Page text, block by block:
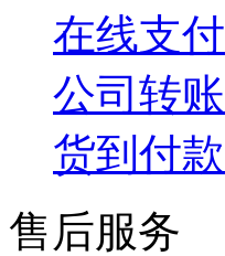
在线支付
公司转账
货到付款
售后服务